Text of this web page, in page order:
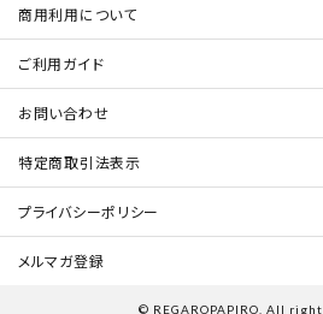
商用利用について
ご利用ガイド
お問い合わせ
特定商取引法表示
プライバシーポリシー
メルマガ登録
© REGAROPAPIRO. All